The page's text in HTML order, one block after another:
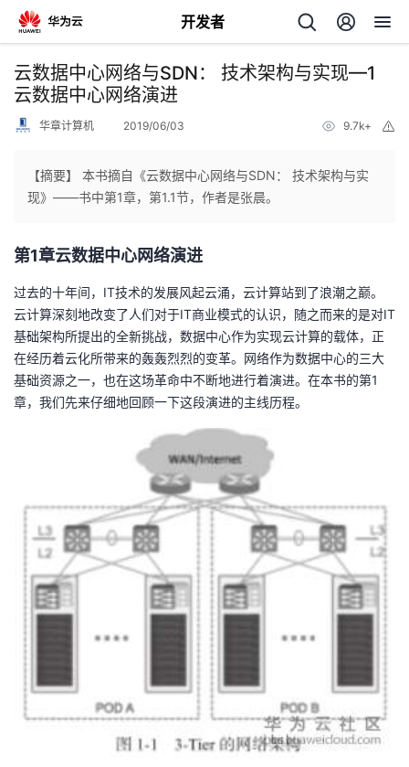
开发者
返
回
人
主
页
我
的
开
发
的
博
客
我
的
论
我
的
我
云数据中心网络与SDN： 技术架构与实现—1
云数据中心网络演进
华章计算机 2019/06/03 9.7k+
【摘要】 本书摘自《云数据中心网络与SDN： 技术架构与实
现》——书中第1章，第1.1节，作者是张晨。
第1章云数据中心网络演进
过去的十年间，IT技术的发展风起云涌，云计算站到了浪潮之巅。
云计算深刻地改变了人们对于IT商业模式的认识，随之而来的是对IT
基础架构所提出的全新挑战，数据中心作为实现云计算的载体，正
在经历着云化所带来的轰轰烈烈的变革。网络作为数据中心的三大
基础资源之一，也在这场革命中不断地进行着演进。在本书的第1
章，我们先来仔细地回顾一下这段演进的主线历程。